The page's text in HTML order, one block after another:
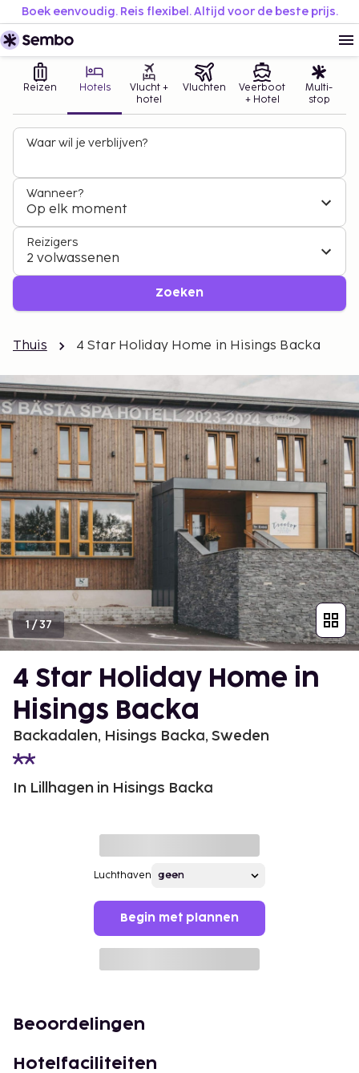
Boek eenvoudig. Reis flexibel. Altijd voor de beste prijs.
Reizen Hotels
Vlucht +
hotel
Vluchten
Veerboot
+ Hotel
Multi-
stop
Waar wil je verblijven?
Wanneer?
Op elk moment
Reizigers
2 volwassenen
Zoeken
Thuis 4 Star Holiday Home in Hisings Backa
1/37
4 Star Holiday Home in
Hisings Backa
Backadalen, Hisings Backa, Sweden
In Lillhagen in Hisings Backa
Luchthaven
Begin met plannen
Beoordelingen
Hotelfaciliteiten